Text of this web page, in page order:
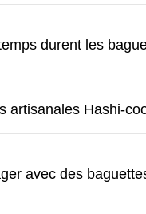
durent les
artisanales Hashi-
avec des